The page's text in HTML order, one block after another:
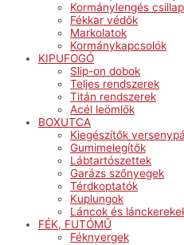
Kormánylengés
Fékkar védők
Markolatok
Kormánykapcsolók
KIPUFOGÓ
Slip-on dobok
Teljes rendszerek
Titán rendszerek
Acél leömlők
BOXUTCA
Kiegészítők
Gumimelegítők
Lábtartószettek
Garázs szőnyegek
Térdkoptatók
Kuplungok
Láncok és
FÉK, FUTÓMŰ
Féknyergek